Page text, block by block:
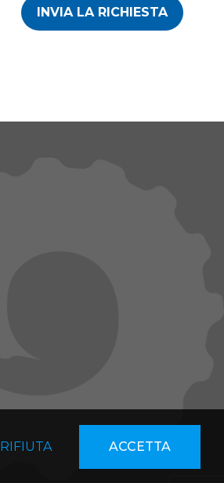
INVIA LA RICHIESTA
RIFIUTA ACCETTA